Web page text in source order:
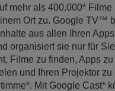
mehr als 400.000* Filme
Ort zu. Google TV™
aus allen Ihren
organisiert sie nur für
Filme zu finden, Apps zu
und Ihren Projektor zu
Mit Google Cast*